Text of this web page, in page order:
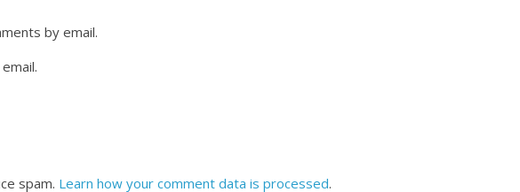
by email.
spam. Learn how your comment data is processed.